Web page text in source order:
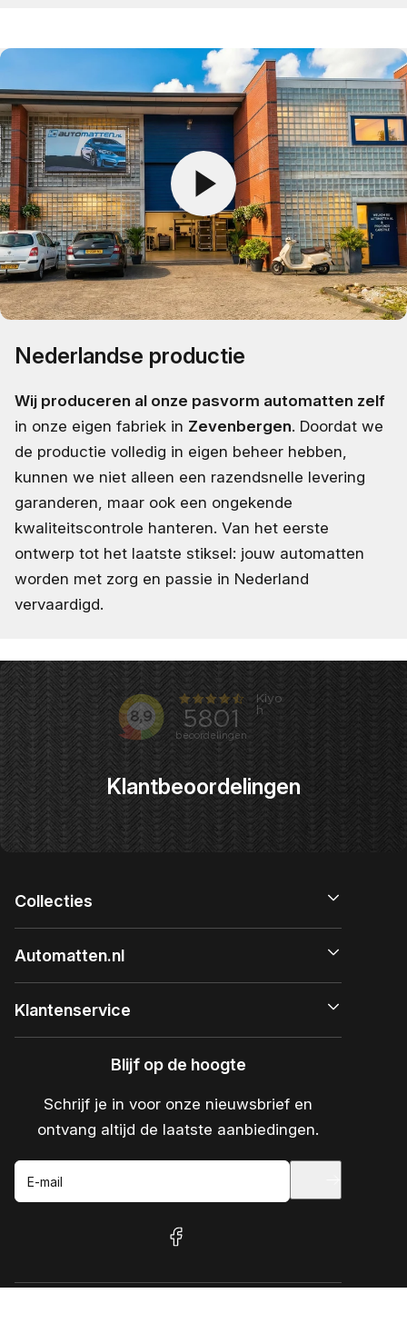
Nederlandse productie
Wij produceren al onze pasvorm automatten zelf
in onze eigen fabriek in Zevenbergen. Doordat we
de productie volledig in eigen beheer hebben,
kunnen we niet alleen een razendsnelle levering
garanderen, maar ook een ongekende
kwaliteitscontrole hanteren. Van het eerste
ontwerp tot het laatste stiksel: jouw automatten
worden met zorg en passie in Nederland
vervaardigd.
Klantbeoordelingen
Collecties
Automatten.nl
Klantenservice
Blijf op de hoogte
Schrijf je in voor onze nieuwsbrief en
ontvang altijd de laatste aanbiedingen.
E-mail
facebook